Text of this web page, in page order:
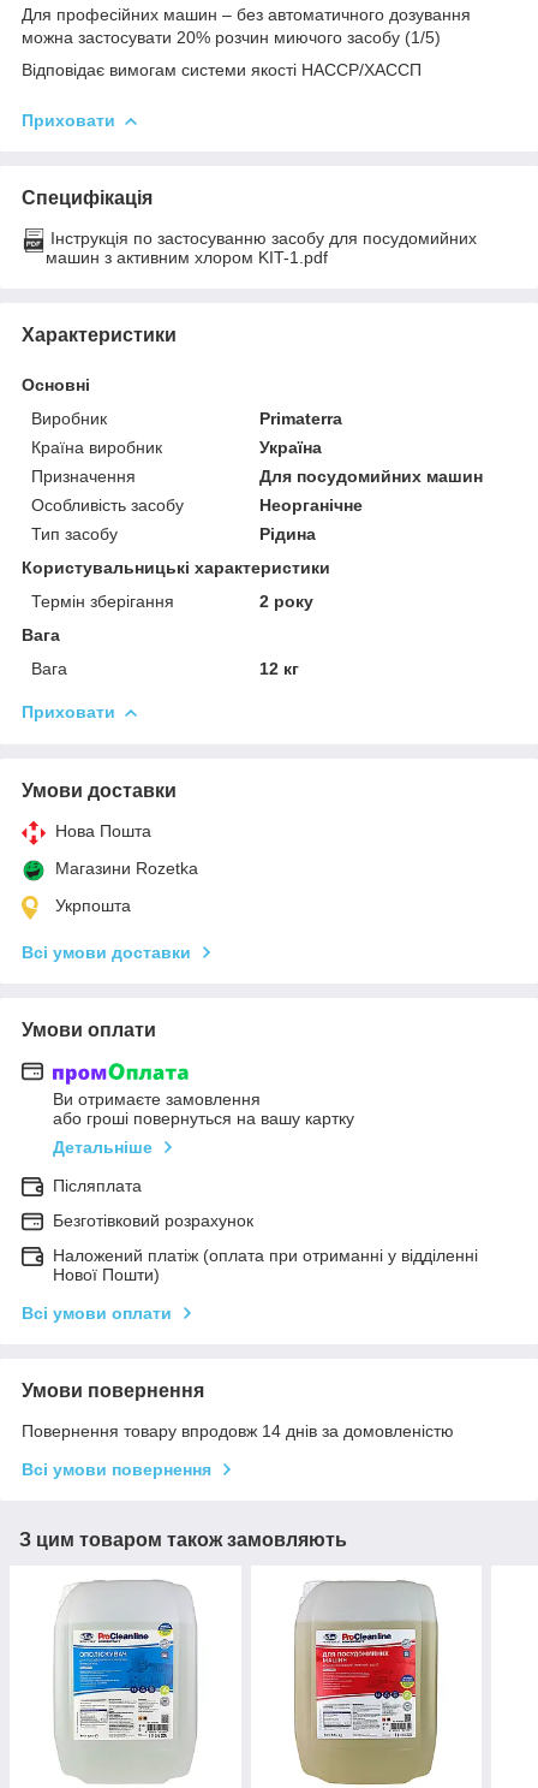
Для професійних машин – без автоматичного дозування
можна застосувати 20% розчин миючого засобу (1/5)
Відповідає вимогам системи якості HACCP/ХАССП
Приховати
Специфікація
Інструкція по застосуванню засобу для посудомийних
машин з активним хлором KIT-1.pdf
Характеристики
Основні
Виробник
Primaterra
Країна виробник
Україна
Призначення
Для посудомийних машин
Особливість засобу
Неорганічне
Тип засобу
Рідина
Користувальницькі характеристики
Термін зберігання
2 року
Вага
Вага
12 кг
Приховати
Умови доставки
Нова Пошта
Магазини Rozetka
Укрпошта
Всі умови доставки
Умови оплати
Ви отримаєте замовлення
або гроші повернуться на вашу картку
Детальніше
Післяплата
Безготівковий розрахунок
Наложений платіж (оплата при отриманні у відділенні
Нової Пошти)
Всі умови оплати
Умови повернення
Повернення товару впродовж 14 днів за домовленістю
Всі умови повернення
З цим товаром також замовляють